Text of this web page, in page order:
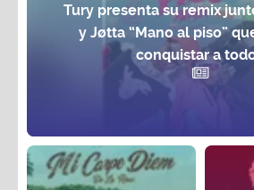
Tury presenta su remix
y Jøtta “Mano al piso”
conquistar a